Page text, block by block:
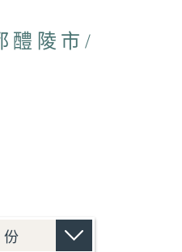
醴陵市/